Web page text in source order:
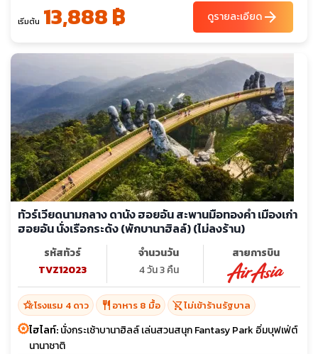
เริ่มต้น 13,888 ฿ ดูรายละเอียดarrow_forward
ทัวร์เวียดนามกลาง ดานัง ฮอยอัน สะพานมือทองคำ เมืองเก่า
ฮอยอัน นั่งเรือกระด้ง (พักบานาฮิลล์) (ไม่ลงร้าน)
รหัสทัวร์
TVZ12023
จำนวนวัน
4 วัน 3 คืน
สายการบิน
hotel_classโรงแรม 4 ดาว restaurant อาหาร 8 มื้อ shopping_cart_offไม่เข้าร้านรัฐบาล
ไฮไลท์:นั่งกระเช้าบานาฮิลล์ เล่นสวนสนุก Fantasy Park อิ่มบุฟเฟ่ต์
นานาชาติ